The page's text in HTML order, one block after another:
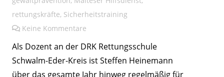
rettungskräfte, Sicherheitstraining
Keine Kommentare
Als Dozent an der DRK Rettungsschule
Schwalm-Eder-Kreis ist Steffen Heinemann
über das gesamte Jahr hinweg regelmäßig für